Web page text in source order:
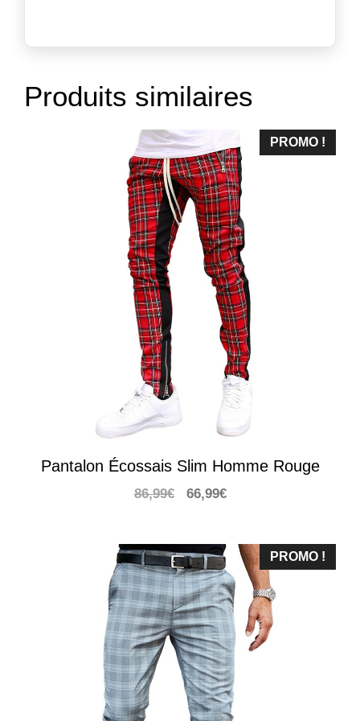
Produits similaires
PROMO !
Pantalon Écossais Slim Homme Rouge
86,99€
Le
était :
86,99€.
66,99€Le
est :
66,99€.
PROMO !